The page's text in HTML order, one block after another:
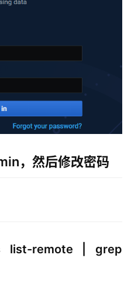
，然后修改密码
list-remote | grep